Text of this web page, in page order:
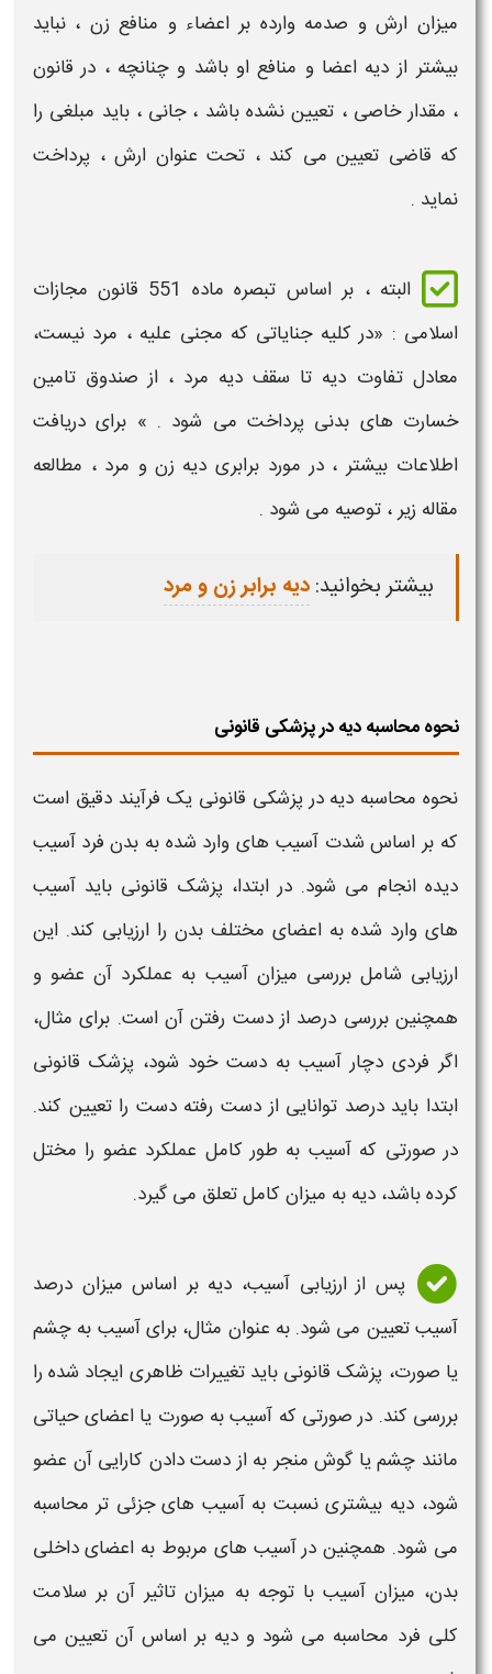
میزان ارش و صدمه وارده بر اعضاء و منافع زن ، نباید
بیشتر از دیه اعضا و منافع او باشد و چنانچه ، در قانون
، مقدار خاصی ، تعیین نشده باشد ، جانی ، باید مبلغی را
که قاضی تعیین می کند ، تحت عنوان ارش ، پرداخت
نماید .
البته ، بر اساس تبصره ماده 551 قانون مجازات
اسلامی : «در کلیه جنایاتی که مجنی علیه ، مرد نیست،
معادل تفاوت دیه تا سقف دیه مرد ، از صندوق تامین
خسارت های بدنی پرداخت می شود . » برای دریافت
اطلاعات بیشتر ، در مورد برابری دیه زن و مرد ، مطالعه
مقاله زیر ، توصیه می شود .
بیشتر بخوانید:دیه برابر زن و مرد
نحوه محاسبه دیه در پزشکی قانونی
نحوه محاسبه دیه در پزشکی قانونی یک فرآیند دقیق است
که بر اساس شدت آسیب های وارد شده به بدن فرد آسیب
دیده انجام می شود. در ابتدا، پزشک قانونی باید آسیب
های وارد شده به اعضای مختلف بدن را ارزیابی کند. این
ارزیابی شامل بررسی میزان آسیب به عملکرد آن عضو و
همچنین بررسی درصد از دست رفتن آن است. برای مثال،
اگر فردی دچار آسیب به دست خود شود، پزشک قانونی
ابتدا باید درصد توانایی از دست رفته دست را تعیین کند.
در صورتی که آسیب به طور کامل عملکرد عضو را مختل
کرده باشد، دیه به میزان کامل تعلق می گیرد.
پس از ارزیابی آسیب، دیه بر اساس میزان درصد
آسیب تعیین می شود. به عنوان مثال، برای آسیب به چشم
یا صورت، پزشک قانونی باید تغییرات ظاهری ایجاد شده را
بررسی کند. در صورتی که آسیب به صورت یا اعضایحیاتی
مانند چشم یا گوش منجر به از دست دادن کارایی آن عضو
شود، دیه بیشتری نسبت به آسیب های جزئی تر محاسبه
می شود. همچنین در آسیب های مربوط به اعضایداخلی
بدن، میزان آسیب با توجه به میزان تاثیر آن بر سلامت
کلی فرد محاسبه می شود و دیه بر اساس آن تعیین می